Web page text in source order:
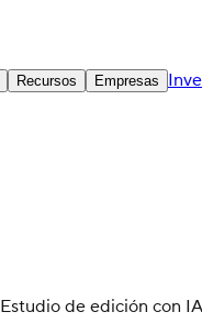
Recursos Empresas
Estudio de edición con IA